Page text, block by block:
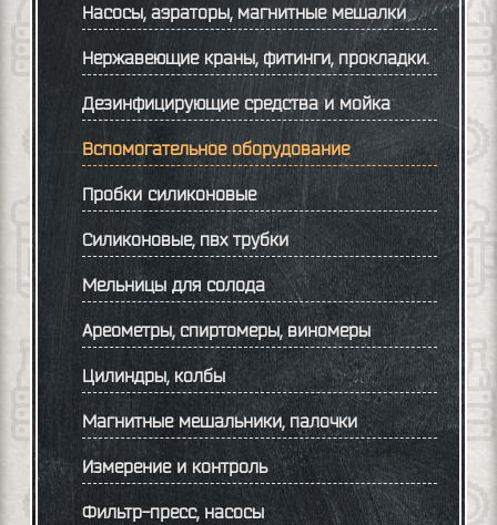
Насосы, аэраторы, магнитные мешалки
Нержавеющие краны, фитинги, прокладки.
Дезинфицирующие средства и мойка
Вспомогательное оборудование
Пробки силиконовые
Силиконовые, пвх трубки
Мельницы для солода
Ареометры, спиртомеры, виномеры
Цилиндры, колбы
Магнитные мешальники, палочки
Измерение и контроль
Фильтр-пресс, насосы